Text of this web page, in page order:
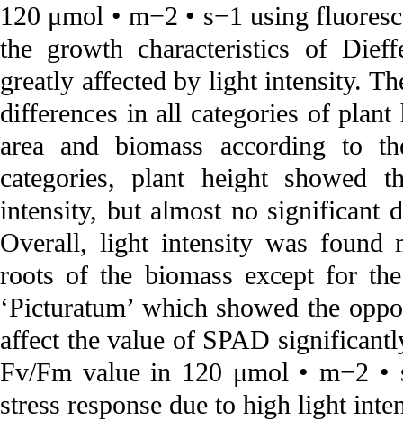
120 μmol • m−2 • s−1 using
the growth characteristics of
greatly affected by light intensity.
differences in all categories of
area and biomass according to
categories, plant height showed
intensity, but almost no significant
Overall, light intensity was found
roots of the biomass except for
‘Picturatum’ which showed the
affect the value of SPAD
Fv/Fm value in 120 μmol • m−2 •
stress response due to high light